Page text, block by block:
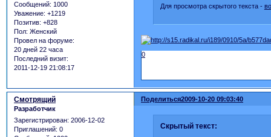
Сообщений: 1000
Уважение: +1219
Позитив: +828
Пол: Женский
Провел на форуме:
20 дней 22 часа
Последний визит:
2011-12-19 21:08:17
Для просмотра скрытого текста -
0
Поделиться2009-10-20 09:03:40
Смотрящий
Разработчик
Зарегистрирован: 2006-12-02
Приглашений: 0
Скрытый текст: